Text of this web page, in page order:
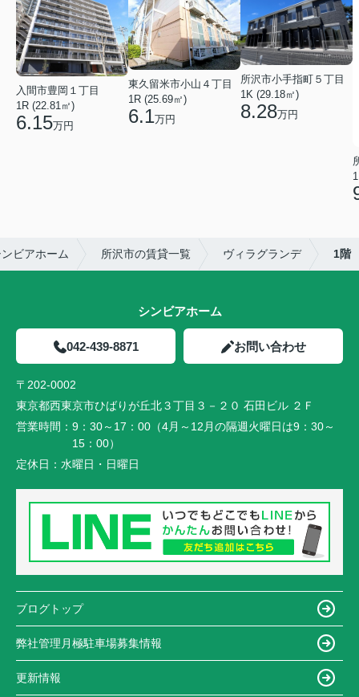
入間市豊岡１丁目
1R (22.81㎡)
6.15万円
東久留米市小山４丁目
1R (25.69㎡)
6.1万円
所沢市小手指町５丁目
1K (29.18㎡)
8.28万円
ビアホーム 所沢市の賃貸一覧 ヴィラグランデ 1階
シンビアホーム
042-439-8871 お問い合わせ
〒202-0002
東京都西東京市ひばりが丘北３丁目３－２０ 石田ビル ２Ｆ
営業時間： 9：30～17：00（4月～12月の隔週火曜日は9：30～
15：00）
定休日： 水曜日・日曜日
ブログトップ
弊社管理月極駐車場募集情報
更新情報